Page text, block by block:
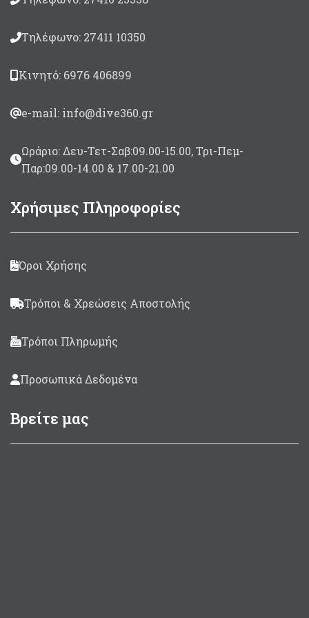
Τηλέφωνο: 27411 10350
Κινητό: 6976 406899
e-mail: info@dive360.gr
Ωράριο: Δευ-Τετ-Σαβ:09.00-15.00, Τρι-Πεμ-
Παρ:09.00-14.00 & 17.00-21.00
Χρήσιμες Πληροφορίες
Όροι Χρήσης
Τρόποι & Χρεώσεις Αποστολής
Τρόποι Πληρωμής
Προσωπικά Δεδομένα
Βρείτε μας